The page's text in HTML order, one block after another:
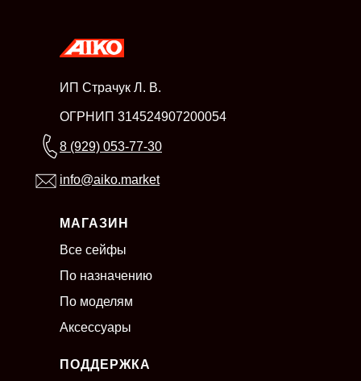
МАГАЗИН
Все сейфы
По назначению
По моделям
Аксессуары
ПОДДЕРЖКА
ИП Страчук Л. В.
ОГРНИП 314524907200054
8 (929) 053-77-30
info@aiko.market